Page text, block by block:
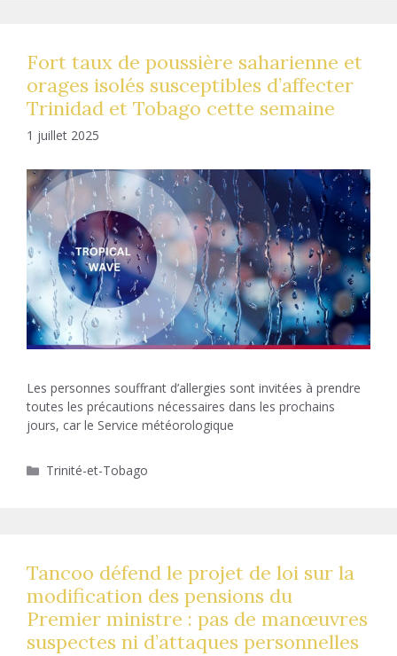
Fort taux de poussière saharienne et
orages isolés susceptibles d’affecter
Trinidad et Tobago cette semaine
1 juillet 2025
Les personnes souffrant d’allergies sont invitées à prendre
toutes les précautions nécessaires dans les prochains
jours, car le Service météorologique
Catégories
Trinité-et-Tobago
Tancoo défend le projet de loi sur la
modification des pensions du
Premier ministre : pas de manœuvres
suspectes ni d’attaques personnelles